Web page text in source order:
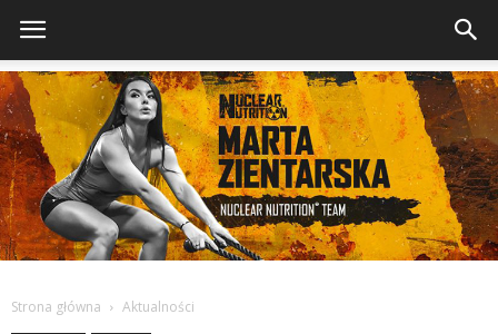
Strona główna Aktualności